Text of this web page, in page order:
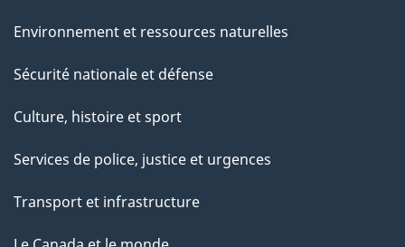
e
Environnement et ressources naturelles
Sécurité nationale et défense
Culture, histoire et sport
Services de police, justice et urgences
Transport et infrastructure